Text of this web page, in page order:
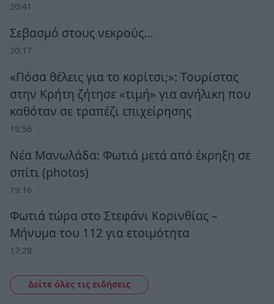
20:41
Σεβασμό στους νεκρούς…
20:17
«Πόσα θέλεις για το κορίτσι;»: Τουρίστας
στην Κρήτη ζήτησε «τιμή» για ανήλικη που
καθόταν σε τραπέζι επιχείρησης
19:56
Νέα Μανωλάδα: Φωτιά μετά από έκρηξη σε
σπίτι (photos)
19:16
Φωτιά τώρα στο Στεφάνι Κορινθίας –
Μήνυμα του 112 για ετοιμότητα
17:28
Δείτε όλες τις ειδήσεις